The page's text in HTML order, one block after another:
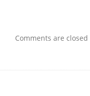
Comments are closed